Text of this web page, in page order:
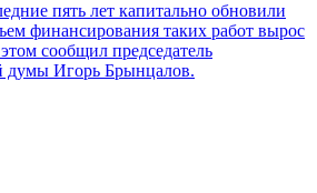
пять лет капитально обновили
финансирования таких работ вырос
сообщил председатель
думы Игорь Брынцалов.